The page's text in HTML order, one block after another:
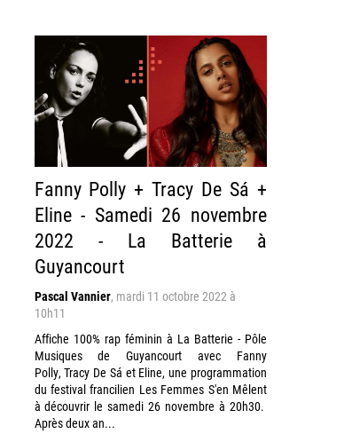
Fanny Polly + Tracy De Sá +
Eline - Samedi 26 novembre
2022 - La Batterie à
Guyancourt
Pascal Vannier, mardi 11 octobre 2022 à
10h11
Affiche 100% rap féminin à La Batterie - Pôle
Musiques de Guyancourt avec Fanny
Polly, Tracy De Sá et Eline, une programmation
du festival francilien Les Femmes S'en Mêlent
à découvrir le samedi 26 novembre à 20h30.
Après deux an...